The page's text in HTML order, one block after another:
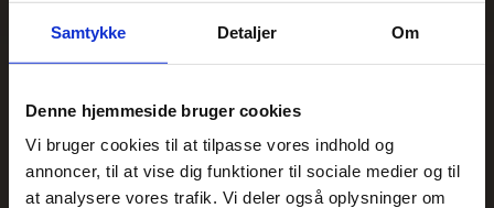
Samtykke Detaljer Om
Denne hjemmeside bruger cookies
Vi bruger cookies til at tilpasse vores indhold og
annoncer, til at vise dig funktioner til sociale medier og til
at analysere vores trafik. Vi deler også oplysninger om